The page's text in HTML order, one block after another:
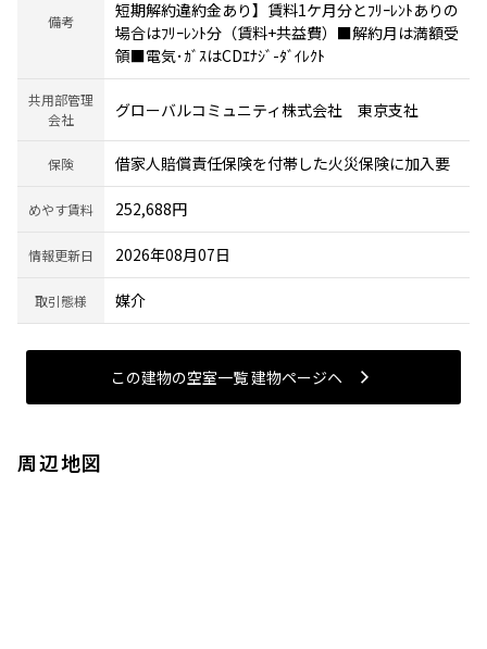
備考
短期解約違約金あり】賃料1ケ月分とﾌﾘｰﾚﾝﾄありの
場合はﾌﾘｰﾚﾝﾄ分（賃料+共益費）■解約月は満額受
領■電気･ｶﾞｽはCDｴﾅｼﾞ-ﾀﾞｲﾚｸﾄ
共用部管理
会社
グローバルコミュニティ株式会社 東京支社
保険 借家人賠償責任保険を付帯した火災保険に加入要
めやす賃料 252,688円
情報更新日 2026年08月07日
取引態様 媒介
この建物の空室一覧 建物ページヘ
周辺地図